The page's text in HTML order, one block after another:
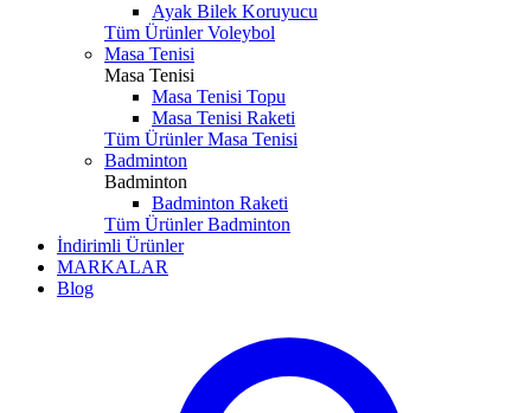
Ayak Bilek Koruyucu
Tüm Ürünler Voleybol
Masa Tenisi
Masa Tenisi
Masa Tenisi Topu
Masa Tenisi Raketi
Tüm Ürünler Masa Tenisi
Badminton
Badminton
Badminton Raketi
Tüm Ürünler Badminton
İndirimli Ürünler
MARKALAR
Blog